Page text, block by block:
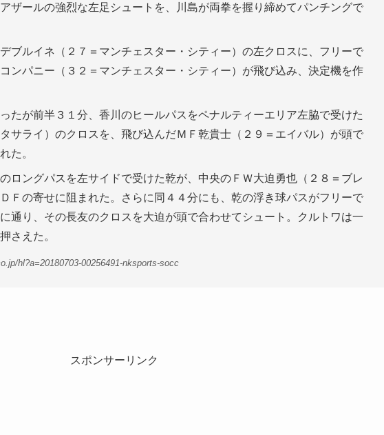
ザールの強烈な左足シュートを、川島が両拳を握り締めてパンチングで
ブルイネ（２７＝マンチェスター・シティー）の左クロスに、フリーで
ンパニー（３２＝マンチェスター・シティー）が飛び込み、決定機を作
たが前半３１分、香川のヒールパスをペナルティーエリア左脇で受けた
サライ）のクロスを、飛び込んだＭＦ乾貴士（２９＝エイバル）が頭で
た。
ロングパスを左サイドで受けた乾が、中央のＦＷ大迫勇也（２８＝ブレ
Ｆの寄せに阻まれた。さらに同４４分にも、乾の浮き球パスがフリーで
通り、その長友のクロスを大迫が頭で合わせてシュート。クルトワは一
さえた。
hl?a=20180703-00256491-nksports-socc
スポンサーリンク